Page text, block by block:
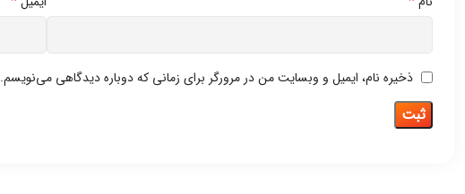
ذخیره نام، ایمیل و وبسایت من در مرورگر برای زمانی که دوباره دیدگاهی می‌نویسم.